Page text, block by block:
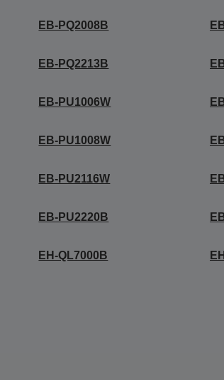
EB-PQ2008B
EB-PQ2213B
EB-PU1006W
EB-PU1008W
EB-PU2116W
EB-PU2220B
EH-QL7000B